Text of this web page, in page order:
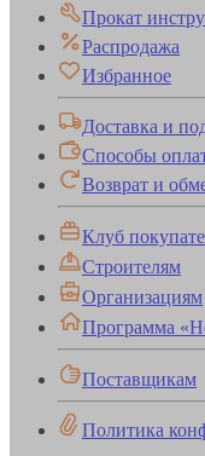
Прокат
Распродажа
Избранное
Доставка и
Способы
Возврат и
Клуб
Строителям
Организациям
Программа
Поставщикам
Политика